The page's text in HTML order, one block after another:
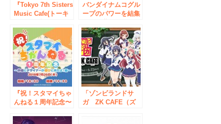
『Tokyo 7th Sisters
Music Cafe(トーキ
ターズ ミュージッ
ク カフェ)』 11月28
日(木)より期間限定
オープン！
バンダイナムコグル
ープのパワーを結集
ターカフェの旗艦
店 ナムコ『アニ
ON STATION
AKIHABARA本店』
7月16日オープン！
『祝！スタマイちゃ
んねる１周年記念〜
遊びに来たよ！
「ゾンビランドサ
ガ ZK CAFE（ズ